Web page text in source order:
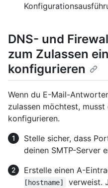
DNS- und
zum Zulassen
konfigurieren
Wenn du E-Mail-
zulassen möchtest,
konfigurieren.
Stelle sicher, dass
deinen SMTP-Server
Erstelle einen A-
[hostname]
verweist.